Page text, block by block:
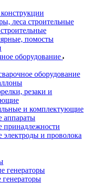
леса строительные
помосты
оборудование
оборудование
резаки и
и комплектующие
аппараты
принадлежности
электроды и проволока
генераторы
генераторы